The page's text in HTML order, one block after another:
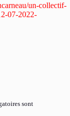
un-collectif-
07-2022-
sont